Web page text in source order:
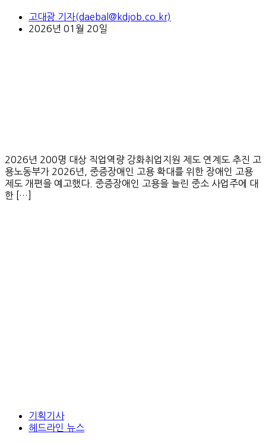
고대광 기자(daebal@kdjob.co.kr)
2026년 01월 20일
2026년 200명 대상 직업역량 강화취업지원 제도 연계도 추진 고
용노동부가 2026년, 중증장애인 고용 확대를 위한 장애인 고용
제도 개편을 예고했다. 중증장애인 고용을 늘린 중소 사업주에 대
한 […]
기획기사
헤드라인 뉴스